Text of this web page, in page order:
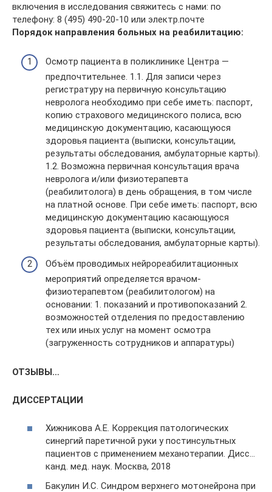
включения в исследования свяжитесь с нами: по
телефону: 8 (495) 490-20-10 или электр.почте
Порядок направления больных на реабилитацию:
Осмотр пациента в поликлинике Центра —
предпочтительнее. 1.1. Для записи через
регистратуру на первичную консультацию
невролога необходимо при себе иметь: паспорт,
копию страхового медицинского полиса, всю
медицинскую документацию, касающуюся
здоровья пациента (выписки, консультации,
результаты обследования, амбулаторные карты).
1.2. Возможна первичная консультация врача
невролога и/или физиотерапевта
(реабилитолога) в день обращения, в том числе
на платной основе. При себе иметь: паспорт, всю
медицинскую документацию касающуюся
здоровья пациента (выписки, консультации,
результаты обследования, амбулаторные карты).
Объём проводимых нейрореабилитационных
мероприятий определяется врачом-
физиотерапевтом (реабилитологом) на
основании: 1. показаний и противопоказаний 2.
возможностей отделения по предоставлению
тех или иных услуг на момент осмотра
(загруженность сотрудников и аппаратуры)
ОТЗЫВЫ…
ДИССЕРТАЦИИ
Хижникова А.Е. Коррекция патологических
синергий паретичной руки у постинсультных
пациентов с применением механотерапии. Дисс…
канд. мед. наук. Москва, 2018
Бакулин И.С. Синдром верхнего мотонейрона при